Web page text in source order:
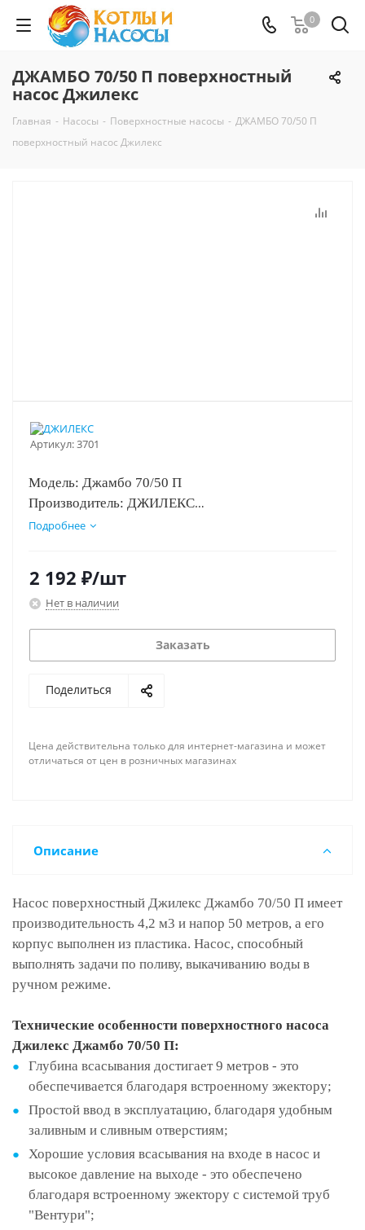
0
ДЖАМБО 70/50 П поверхностный
насос Джилекс
Главная - Насосы - Поверхностные насосы - ДЖАМБО 70/50 П
поверхностный насос Джилекс
Артикул:3701
Модель: Джамбо 70/50 П
Производитель: ДЖИЛЕКС
Страна производства: Россия
Подробнее
2 192 ₽/шт
Нет в наличии
Заказать
Поделиться
Цена действительна только для интернет-магазина и может
отличаться от цен в розничных магазинах
Описание
Насос поверхностный Джилекс Джамбо 70/50 П имеет
производительность 4,2 м3 и напор 50 метров, а его
корпус выполнен из пластика. Насос, способный
выполнять задачи по поливу, выкачиванию воды в
ручном режиме.
Технические особенности поверхностного насоса
Джилекс Джамбо 70/50 П:
Глубина всасывания достигает 9 метров - это
обеспечивается благодаря встроенному эжектору;
Простой ввод в эксплуатацию, благодаря удобным
заливным и сливным отверстиям;
Хорошие условия всасывания на входе в насос и
высокое давление на выходе - это обеспечено
благодаря встроенному эжектору с системой труб
"Вентури";